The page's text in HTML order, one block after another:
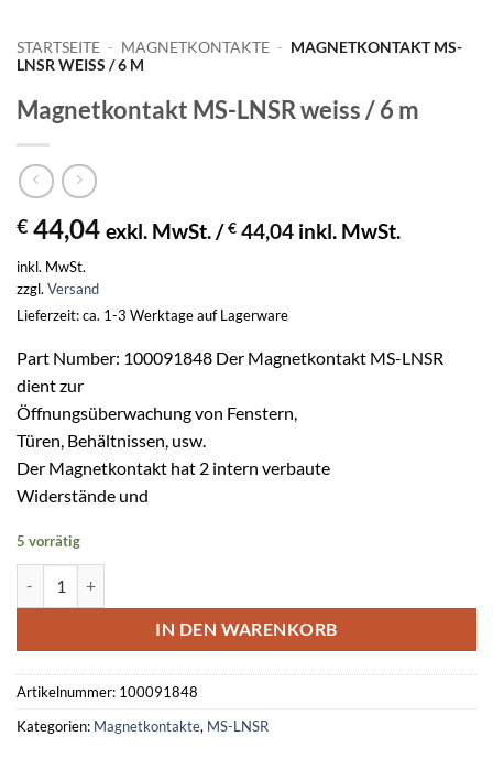
STARTSEITE - MAGNETKONTAKTE - MAGNETKONTAKT MS-
LNSR WEISS / 6 M
Magnetkontakt MS-LNSR weiss / 6 m
€ 44,04 exkl. MwSt. /€ 44,04 inkl. MwSt.
inkl. MwSt.
zzgl. Versand
Lieferzeit: ca. 1-3 Werktage auf Lagerware
Part Number: 100091848 Der Magnetkontakt MS-LNSR
dient zur
Öffnungsüberwachung von Fenstern,
Türen, Behältnissen, usw.
Der Magnetkontakt hat 2 intern verbaute
Widerstände und
5 vorrätig
IN DEN WARENKORB
Artikelnummer: 100091848
Kategorien: Magnetkontakte, MS-LNSR